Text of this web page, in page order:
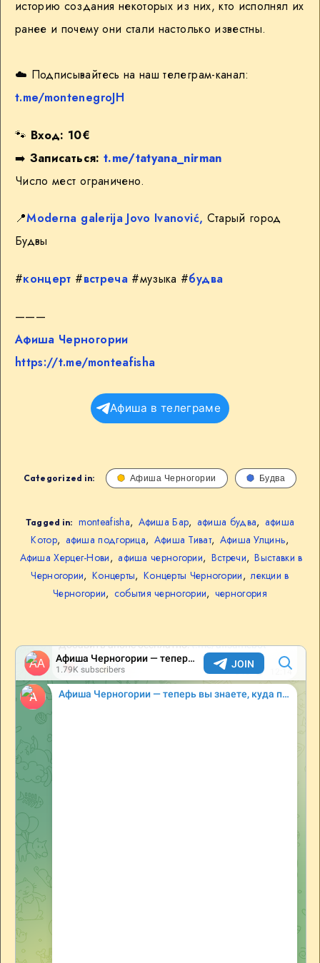
историю создания некоторых из них, кто исполнял их
ранее и почему они стали настолько известны.
☁️ Подписывайтесь на наш телеграм-канал:
t.me/montenegroJH
🐾 Вход: 10€
➡️ Записаться: t.me/tatyana_nirman
Число мест ограничено.
📍Moderna galerija Jovo Ivanović, Старый город
Будвы
#концерт #встреча#музыка #будва
———
Афиша Черногории
https://t.me/monteafisha
Афиша в телеграме
Categorized in: Афиша Черногории Будва
Tagged in: monteafisha, Афиша Бар, афиша будва, афиша
Котор, афиша подгорица, Афиша Тиват, Афиша Улцинь,
Афиша Херцег-Нови, афиша черногории, Встречи, Выставки в
Черногории, Концерты, Концерты Черногории, лекции в
Черногории, события черногории, черногория